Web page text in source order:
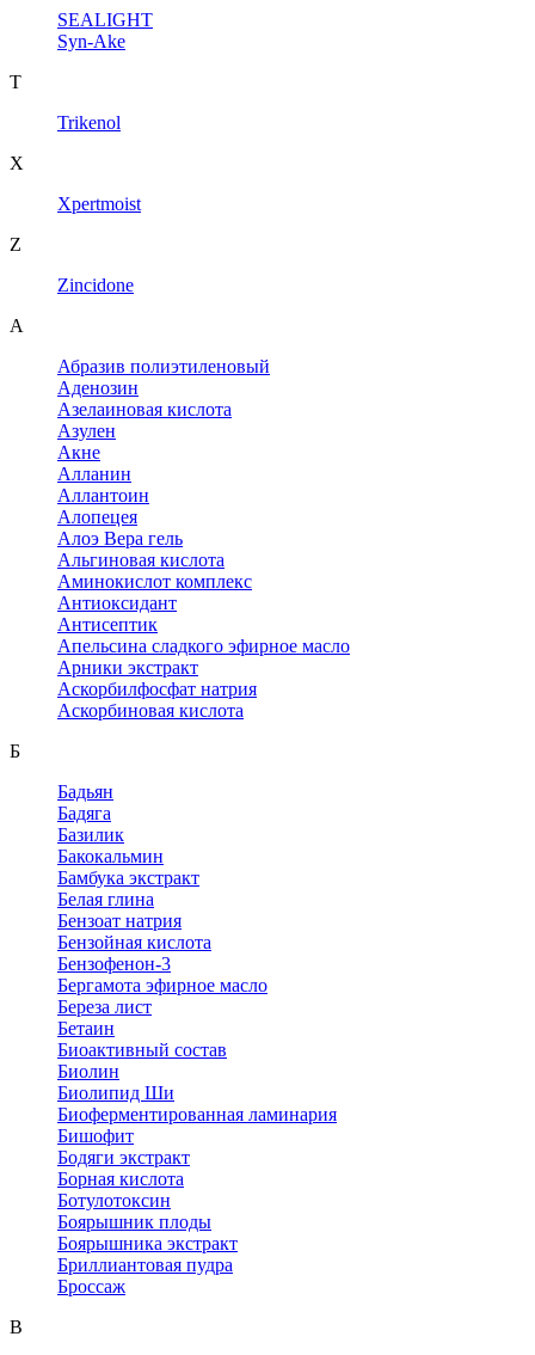
SEALIGHT
Syn-Ake
T
Trikenol
X
Xpertmoist
Z
Zincidone
А
Абразив полиэтиленовый
Аденозин
Азелаиновая кислота
Азулен
Акне
Алланин
Аллантоин
Алопецея
Алоэ Вера гель
Альгиновая кислота
Аминокислот комплекс
Антиоксидант
Антисептик
Апельсина сладкого эфирное масло
Арники экстракт
Аскорбилфосфат натрия
Аскорбиновая кислота
Б
Бадьян
Бадяга
Базилик
Бакокальмин
Бамбука экстракт
Белая глина
Бензоат натрия
Бензойная кислота
Бензофенон-3
Бергамота эфирное масло
Береза лист
Бетаин
Биоактивный состав
Биолин
Биолипид Ши
Биоферментированная ламинария
Бишофит
Бодяги экстракт
Борная кислота
Ботулотоксин
Боярышник плоды
Боярышника экстракт
Бриллиантовая пудра
Броссаж
В